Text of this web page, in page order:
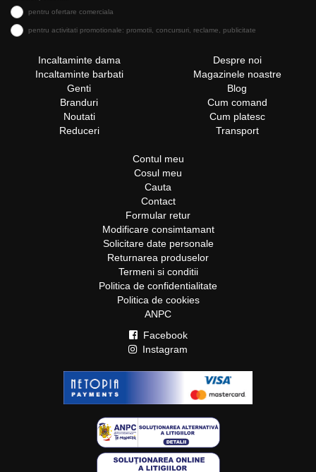
pentru ofertare comerciala
pentru activitati promotionale: promotii, concursuri, reclame, publicitate
Incaltaminte dama
Incaltaminte barbati
Genti
Branduri
Noutati
Reduceri
Despre noi
Magazinele noastre
Blog
Cum comand
Cum platesc
Transport
Contul meu
Cosul meu
Cauta
Contact
Formular retur
Modificare consimtamant
Solicitare date personale
Returnarea produselor
Termeni si conditii
Politica de confidentialitate
Politica de cookies
ANPC
Facebook
Instagram